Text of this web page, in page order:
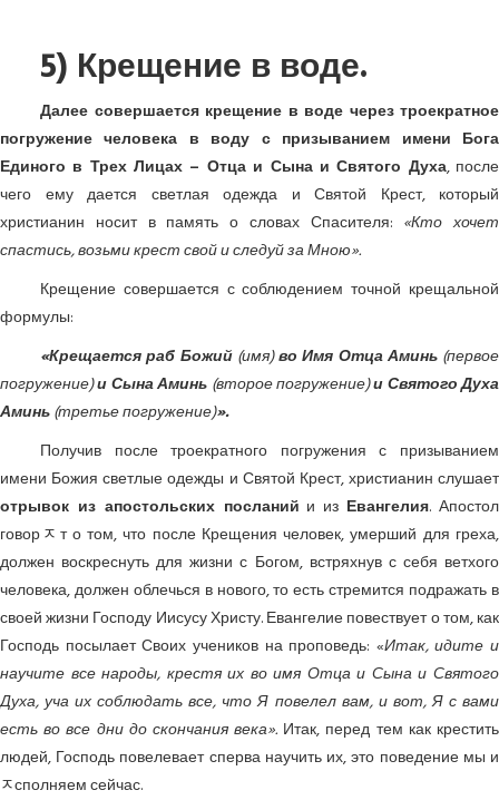
5) Крещение в воде.
Далее совершается крещение в воде через троекратное
погружение человека в воду с призыванием имени Бога
Единого в Трех Лицах – Отца и Сына и Святого Духа, после
чего ему дается светлая одежда и Святой Крест, который
христианин носит в память о словах Спасителя: «Кто хочет
спастись, возьми крест свой и следуй за Мною».
Крещение совершается с соблюдением точной крещальной
формулы:
«Крещается раб Божий(имя)во Имя Отца Аминь (первое
погружение)и Сына Аминь (второе погружение)и Святого Духа
Аминь(третье погружение)».
Получив после троекратного погружения с призыванием
имени Божия светлые одежды и Святой Крест, христианин слушает
отрывок из апостольских посланий и из Евангелия. Апостол
говорﾸт о том, что после Крещения человек, умерший для греха,
должен воскреснуть для жизни с Богом, встряхнув с себя ветхого
человека, должен облечься в нового, то есть стремится подражать в
своей жизни Господу Иисусу Христу. Евангелие повествует о том, как
Господь посылает Своих учеников на проповедь: «Итак, идите и
научите все народы, крестя их во имя Отца и Сына и Святого
Духа, уча их соблюдать все, что Я повелел вам, и вот, Я с вами
есть во все дни до скончания века». Итак, перед тем как крестить
людей, Господь повелевает сперва научить их, это поведение мы и
ﾸсполняем сейчас.